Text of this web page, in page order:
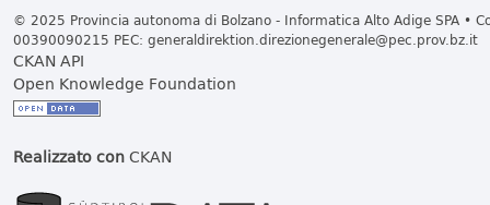
© 2025 Provincia autonoma di Bolzano - Informatica Alto Adige SPA •
00390090215 PEC: generaldirektion.direzionegenerale@pec.prov.bz.it
CKAN API
Open Knowledge Foundation
Realizzato conCKAN